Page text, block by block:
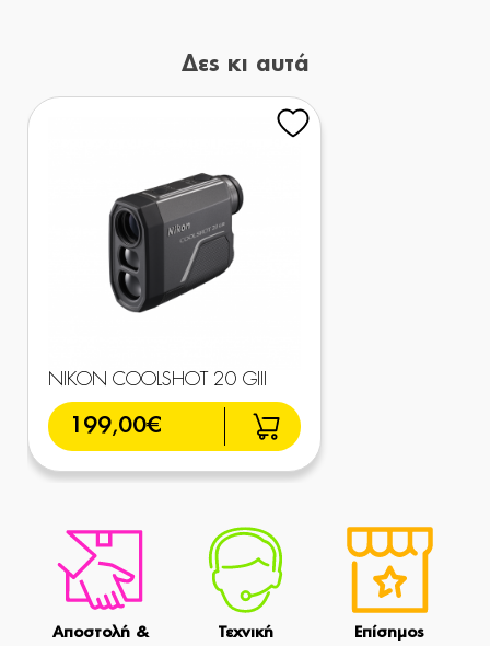
Δες κι αυτά
NIKON COOLSHOT 20 GIII
199,00€
Αποστολή &
Τεχνική
Επίσημος